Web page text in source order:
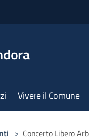
Vivere il Comune
> Concerto Libero